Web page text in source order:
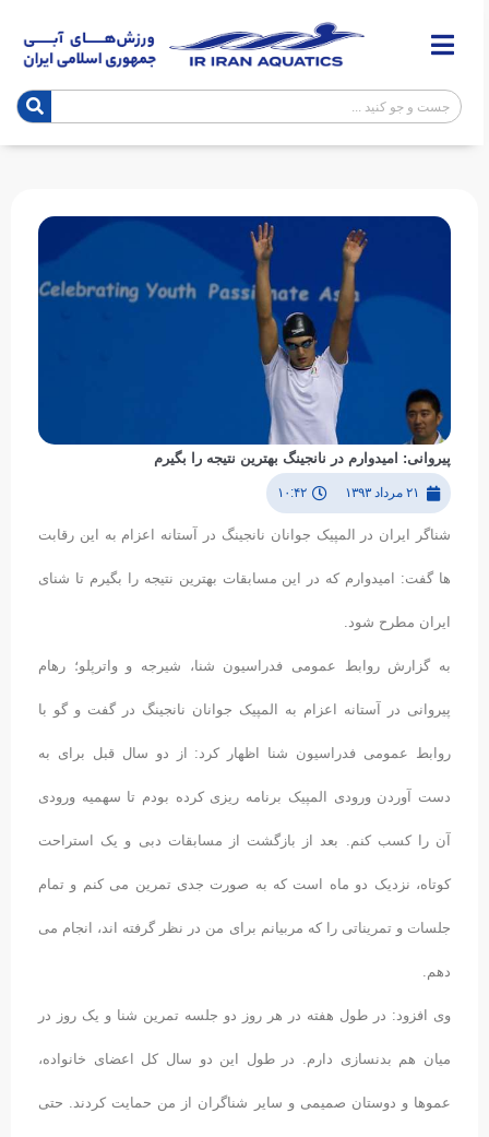
پیروانی: امیدوارم در نانجینگ بهترین نتیجه را بگیرم
۲۱ مرداد ۱۳۹۳ ۱۰:۴۲
شناگر ایران در المپیک جوانان نانجینگ در آستانه اعزام به این رقابت
ها گفت: امیدوارم که در این مسابقات بهترین نتیجه را بگیرم تا شنای
ایران مطرح شود.
به گزارش روابط عمومی فدراسیون شنا، شیرجه و واترپلو؛ رهام
پیروانی در آستانه اعزام به المپیک جوانان نانجینگ در گفت و گو با
روابط عمومی فدراسیون شنا اظهار کرد: از دو سال قبل برای به
دست آوردن ورودی المپیک برنامه ریزی کرده بودم تا سهمیه ورودی
آن را کسب کنم. بعد از بازگشت از مسابقات دبی و یک استراحت
کوتاه، نزدیک دو ماه است که به صورت جدی تمرین می کنم و تمام
جلسات و تمریناتی را که مربیانم برای من در نظر گرفته اند، انجام می
دهم.
وی افزود: در طول هفته در هر روز دو جلسه تمرین شنا و یک روز در
میان هم بدنسازی دارم. در طول این دو سال کل اعضای خانواده،
عموها و دوستان صمیمی و سایر شناگران از من حمایت کردند. حتی